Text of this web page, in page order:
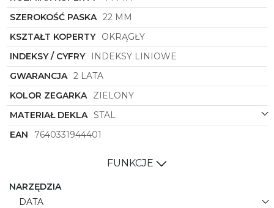
SZEROKOŚĆ PASKA 22 MM
KSZTAŁT KOPERTY OKRĄGŁY
INDEKSY / CYFRY
INDEKSY LINIOWE
GWARANCJA 2 LATA
KOLOR ZEGARKA ZIELONY
MATERIAŁ DEKLA STAL
EAN
7640331944401
FUNKCJE
NARZĘDZIA
DATA